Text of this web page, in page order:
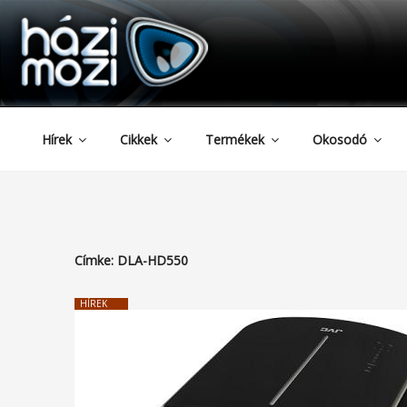
Tartalomhoz
HAZIMOZI
Hírek Cikkek Termékek Okosodó
Címke: DLA-HD550
HÍREK